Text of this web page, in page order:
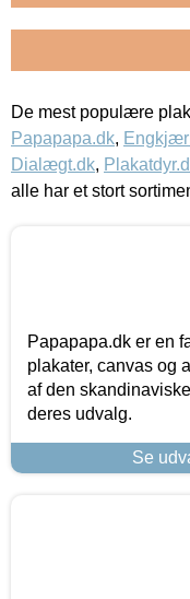
De mest populære
Papapapa.dk,
Dialægt.dk,
alle har et stort
Papapapa.dk er en
plakater, canvas og
af den
deres udvalg.
Se